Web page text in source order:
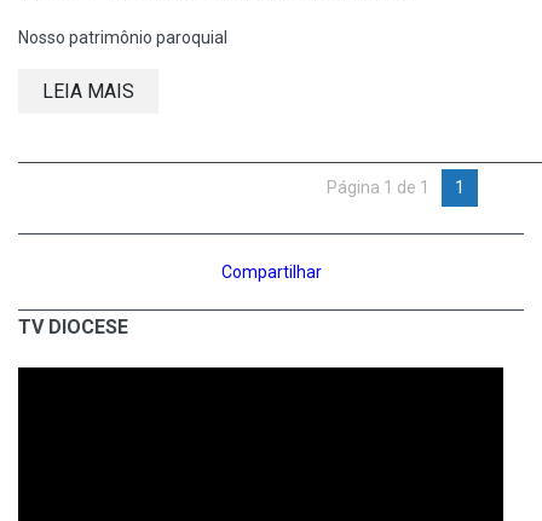
Nosso patrimônio paroquial
LEIA MAIS
Página 1 de 1 1
Compartilhar
TV DIOCESE